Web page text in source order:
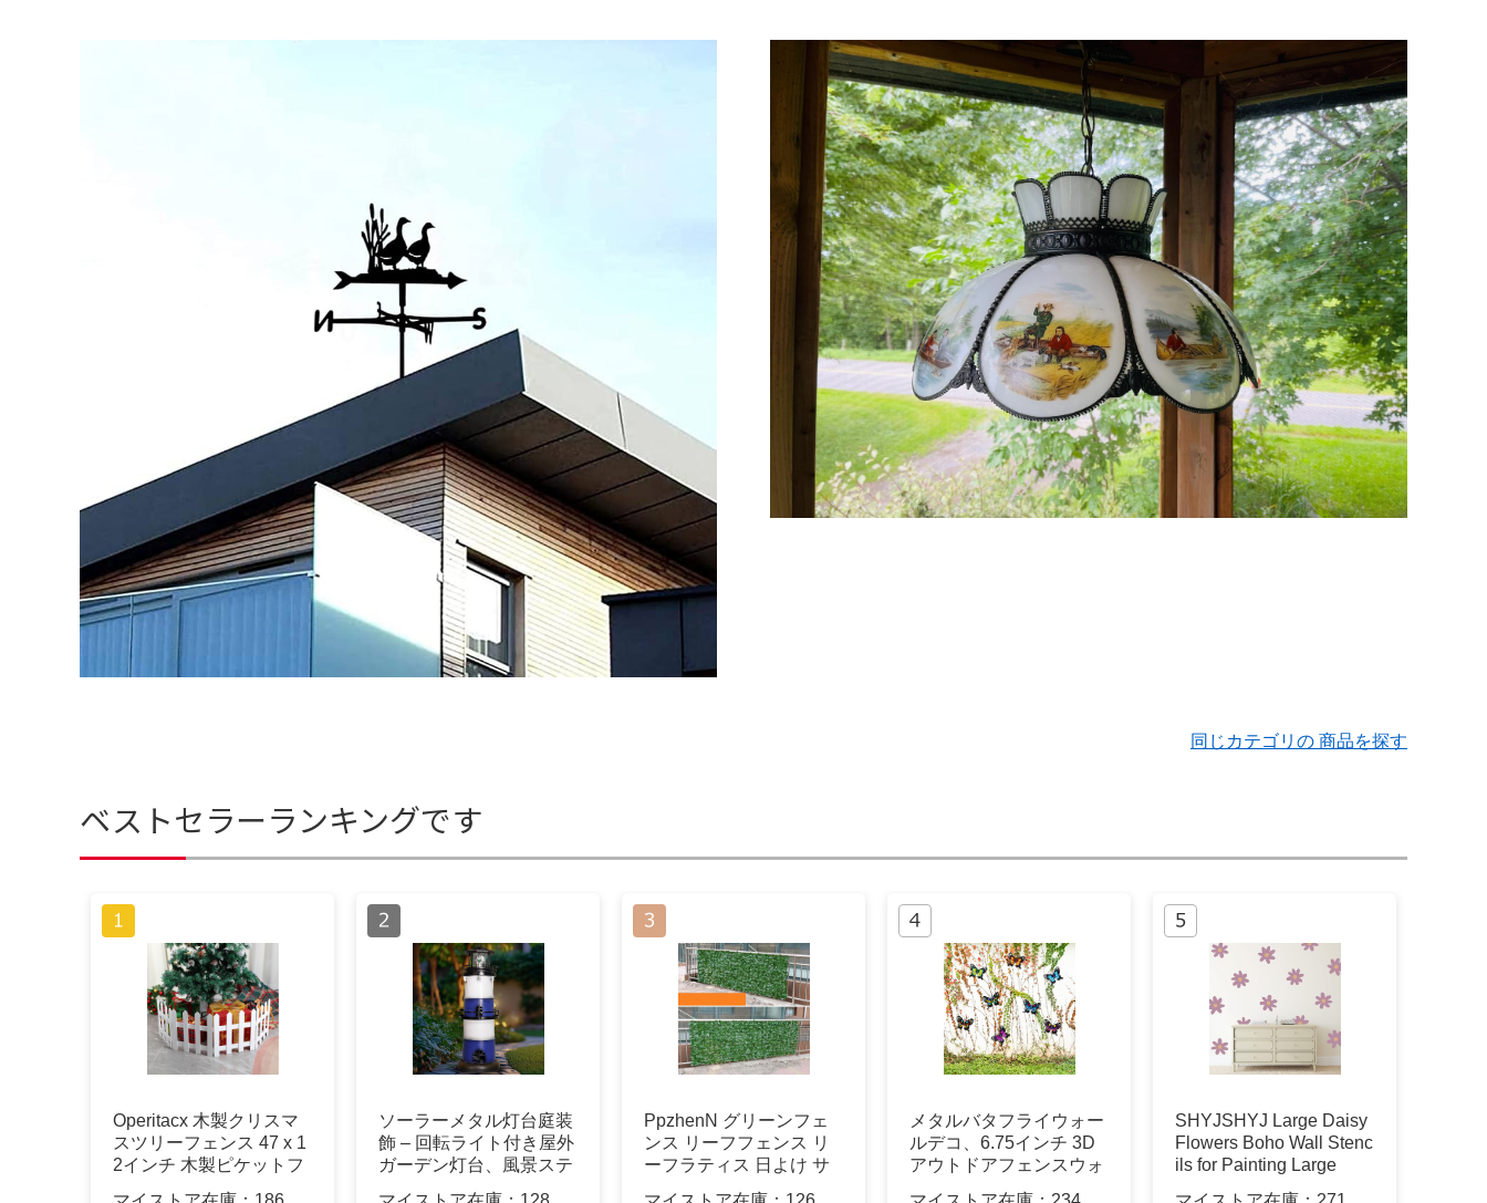
同じカテゴリの 商品を探す
ベストセラーランキングです
Operitacx 木製クリスマ
スツリーフェンス 47 x 1
2インチ 木製ピケットフ
ェンス クリスマスツリー
ソーラーメタル灯台庭装
飾 – 回転ライト付き屋外
ガーデン灯台、風景ステ
ープル付き芝生オーナメ
PpzhenN グリーンフェ
ンス リーフフェンス リ
ーフラティス 日よけ サ
ンシェード 目隠し 緑の
メタルバタフライウォー
ルデコ、6.75インチ 3D
アウトドアフェンスウォ
ールアート装飾、蝶の壁
SHYJSHYJ Large Daisy
Flowers Boho Wall Stenc
ils for Painting Large